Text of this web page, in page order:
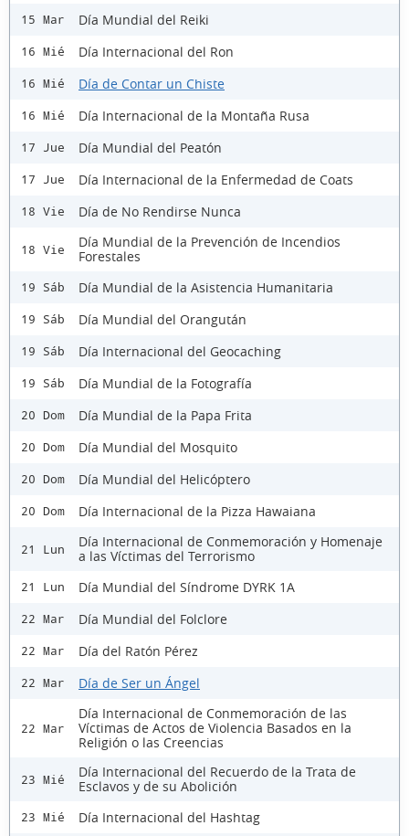
15 Mar Día Mundial del Reiki
16 Mié Día Internacional del Ron
16 Mié Día de Contar un Chiste
16 Mié Día Internacional de la Montaña Rusa
17 Jue Día Mundial del Peatón
17 Jue Día Internacional de la Enfermedad de Coats
18 Vie Día de No Rendirse Nunca
18 Vie
Día Mundial de la Prevención de Incendios
Forestales
19 Sáb Día Mundial de la Asistencia Humanitaria
19 Sáb Día Mundial del Orangután
19 Sáb Día Internacional del Geocaching
19 Sáb Día Mundial de la Fotografía
20 Dom Día Mundial de la Papa Frita
20 Dom Día Mundial del Mosquito
20 Dom Día Mundial del Helicóptero
20 Dom Día Internacional de la Pizza Hawaiana
21 Lun
Día Internacional de Conmemoración y Homenaje
a las Víctimas del Terrorismo
21 Lun Día Mundial del Síndrome DYRK 1A
22 Mar Día Mundial del Folclore
22 Mar Día del Ratón Pérez
22 Mar Día de Ser un Ángel
22 Mar
Día Internacional de Conmemoración de las
Víctimas de Actos de Violencia Basados en la
Religión o las Creencias
23 Mié
Día Internacional del Recuerdo de la Trata de
Esclavos y de su Abolición
23 Mié Día Internacional del Hashtag